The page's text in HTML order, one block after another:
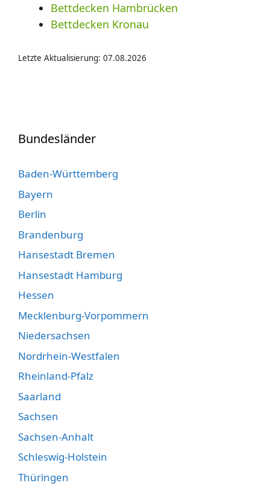
Bettdecken Hambrücken
Bettdecken Kronau
Letzte Aktualisierung: 07.08.2026
Bundesländer
Baden-Württemberg
Bayern
Berlin
Brandenburg
Hansestadt Bremen
Hansestadt Hamburg
Hessen
Mecklenburg-Vorpommern
Niedersachsen
Nordrhein-Westfalen
Rheinland-Pfalz
Saarland
Sachsen
Sachsen-Anhalt
Schleswig-Holstein
Thüringen